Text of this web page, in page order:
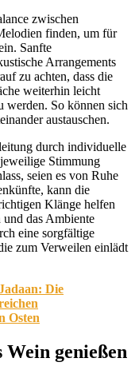
zwischen
finden, um für
Sanfte
Arrangements
zu achten, dass die
weiterhin leicht
werden. So können sich
austauschen.
durch individuelle
Stimmung
seien es von Ruhe
kann die
Klänge helfen
das Ambiente
eine sorgfältige
zum Verweilen einlädt
Die
Osten
Wein genießen